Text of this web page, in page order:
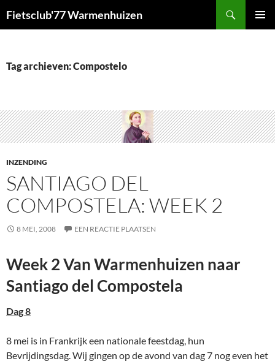
naar
Fietsclub'77 Warmenhuizen
Tag archieven: Compostelo
INZENDING
SANTIAGO DEL
COMPOSTELA: WEEK 2
8 MEI, 2008 EEN REACTIE PLAATSEN
Week 2 Van Warmenhuizen naar
Santiago del Compostela
Dag 8
8 mei is in Frankrijk een nationale feestdag, hun
Bevrijdingsdag. Wij gingen op de avond van dag 7 nog even het